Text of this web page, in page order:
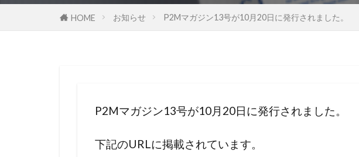
HOME お知らせ P2Mマガジン13号が10月20日に発行されました。
P2Mマガジン13号が10月20日に発行されました。
下記のURLに掲載されています。